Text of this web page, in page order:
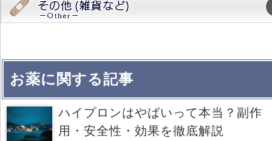
お薬に関する記事
ハイプロンはやばいって本当？副作
用・安全性・効果を徹底解説